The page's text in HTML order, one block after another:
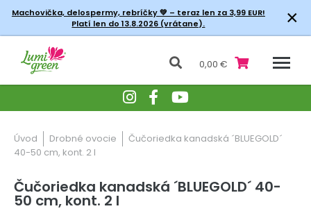
Machovička, delospermy, rebríčky💚 – teraz len za 3,99 EUR!
Platí len do 13.8.2026 (vrátane).
×
0,00 €
Úvod Drobné ovocie
Čučoriedka kanadská ´BLUEGOLD´
40-50 cm, kont. 2 l
Čučoriedka kanadská ´BLUEGOLD´ 40-
50 cm, kont. 2 l